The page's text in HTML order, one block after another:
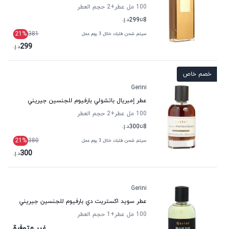
100 مل عطر
+2
حجم العطر
8تا299د.إ.
سيتم شحن طلبك خلال 3 يوم عمل 381
21 %
299د.إ.
خصم خاص
Gerini
عطر إمبريال باتشولي بارفيوم للجنسين جيريني
100 مل عطر
+2
حجم العطر
8تا300د.إ.
سيتم شحن طلبك خلال 3 يوم عمل 380
21 %
300د.إ.
Gerini
عطر سويد اكستريت دي بارفيوم للجنسين جيريني
100 مل عطر
+1 حجم العطر